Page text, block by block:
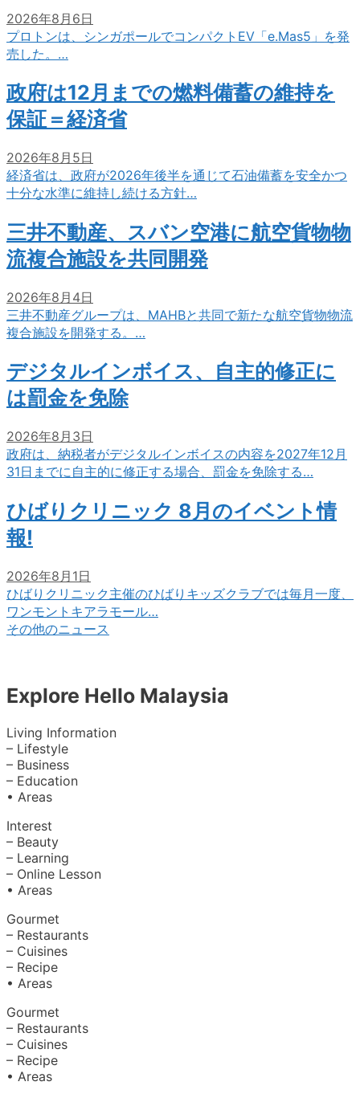
2026年8月6日
プロトンは、シンガポールでコンパクトEV「e.Mas5」を発
売した。…
政府は12月までの燃料備蓄の維持を
保証＝経済省
2026年8月5日
経済省は、政府が2026年後半を通じて石油備蓄を安全かつ
十分な水準に維持し続ける方針…
三井不動産、スバン空港に航空貨物物
流複合施設を共同開発
2026年8月4日
三井不動産グループは、MAHBと共同で新たな航空貨物物流
複合施設を開発する。…
デジタルインボイス、自主的修正に
は罰金を免除
2026年8月3日
政府は、納税者がデジタルインボイスの内容を2027年12月
31日までに自主的に修正する場合、罰金を免除する…
ひばりクリニック 8月のイベント情
報!
2026年8月1日
ひばりクリニック主催のひばりキッズクラブでは毎月一度、
ワンモントキアラモール…
その他のニュース
Explore Hello Malaysia
Living Information
– Lifestyle
– Business
– Education
• Areas
Interest
– Beauty
– Learning
– Online Lesson
• Areas
Gourmet
– Restaurants
– Cuisines
– Recipe
• Areas
Gourmet
– Restaurants
– Cuisines
– Recipe
• Areas